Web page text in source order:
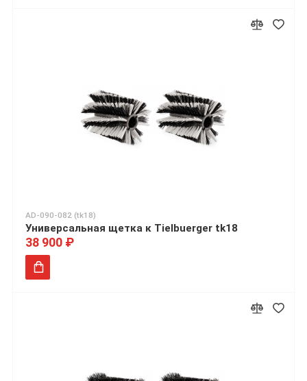
AD-090-082 (tk18)
Универсальная щетка к Tielbuerger tk18
38 900 ₽